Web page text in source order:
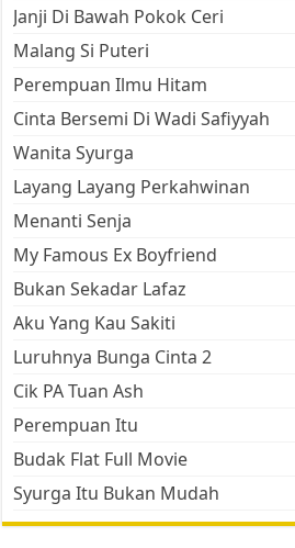
Janji Di Bawah Pokok Ceri
Malang Si Puteri
Perempuan Ilmu Hitam
Cinta Bersemi Di Wadi Safiyyah
Wanita Syurga
Layang Layang Perkahwinan
Menanti Senja
My Famous Ex Boyfriend
Bukan Sekadar Lafaz
Aku Yang Kau Sakiti
Luruhnya Bunga Cinta 2
Cik PA Tuan Ash
Perempuan Itu
Budak Flat Full Movie
Syurga Itu Bukan Mudah